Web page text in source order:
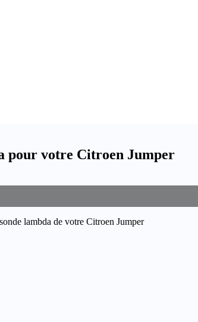
pour votre Citroen Jumper
lambda de votre Citroen Jumper